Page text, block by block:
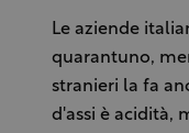
Le aziende
quarantuno,
stranieri la fa
d'assi è acidità,